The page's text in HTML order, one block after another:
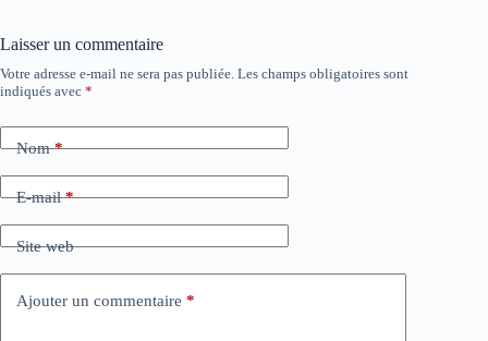
Laisser un commentaire
Votre adresse e-mail ne sera pas publiée. Les champs obligatoires sont
indiqués avec *
Nom*
E-mail*
Site web
Ajouter un commentaire *